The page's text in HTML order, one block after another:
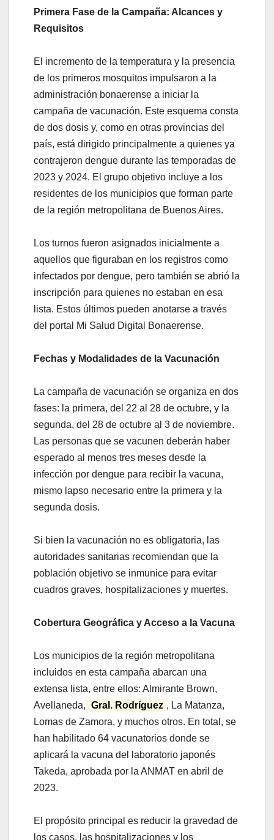
Primera Fase de la Campaña: Alcances y
Requisitos
El incremento de la temperatura y la presencia
de los primeros mosquitos impulsaron a la
administración bonaerense a iniciar la
campaña de vacunación. Este esquema consta
de dos dosis y, como en otras provincias del
país, está dirigido principalmente a quienes ya
contrajeron dengue durante las temporadas de
2023 y 2024. El grupo objetivo incluye a los
residentes de los municipios que forman parte
de la región metropolitana de Buenos Aires.
Los turnos fueron asignados inicialmente a
aquellos que figuraban en los registros como
infectados por dengue, pero también se abrió la
inscripción para quienes no estaban en esa
lista. Estos últimos pueden anotarse a través
del portal Mi Salud Digital Bonaerense.
Fechas y Modalidades de la Vacunación
La campaña de vacunación se organiza en dos
fases: la primera, del 22 al 28 de octubre, y la
segunda, del 28 de octubre al 3 de noviembre.
Las personas que se vacunen deberán haber
esperado al menos tres meses desde la
infección por dengue para recibir la vacuna,
mismo lapso necesario entre la primera y la
segunda dosis.
Si bien la vacunación no es obligatoria, las
autoridades sanitarias recomiendan que la
población objetivo se inmunice para evitar
cuadros graves, hospitalizaciones y muertes.
Cobertura Geográfica y Acceso a la Vacuna
Los municipios de la región metropolitana
incluidos en esta campaña abarcan una
extensa lista, entre ellos: Almirante Brown,
Avellaneda, Gral. Rodríguez , La Matanza,
Lomas de Zamora, y muchos otros. En total, se
han habilitado 64 vacunatorios donde se
aplicará la vacuna del laboratorio japonés
Takeda, aprobada por la ANMAT en abril de
2023.
El propósito principal es reducir la gravedad de
los casos, las hospitalizaciones y los